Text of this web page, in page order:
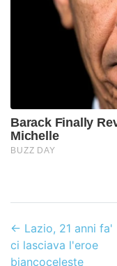
← Lazio, 21 anni fa'
ci lasciava l'eroe
biancoceleste